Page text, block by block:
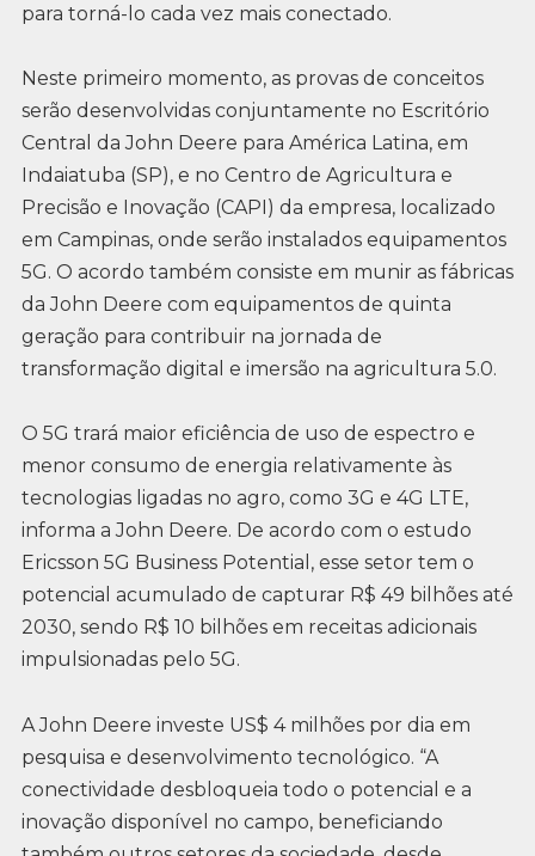
para torná-lo cada vez mais conectado.
Neste primeiro momento, as provas de conceitos
serão desenvolvidas conjuntamente no Escritório
Central da John Deere para América Latina, em
Indaiatuba (SP), e no Centro de Agricultura e
Precisão e Inovação (CAPI) da empresa, localizado
em Campinas, onde serão instalados equipamentos
5G. O acordo também consiste em munir as fábricas
da John Deere com equipamentos de quinta
geração para contribuir na jornada de
transformação digital e imersão na agricultura 5.0.
O 5G trará maior eficiência de uso de espectro e
menor consumo de energia relativamente às
tecnologias ligadas no agro, como 3G e 4G LTE,
informa a John Deere. De acordo com o estudo
Ericsson 5G Business Potential, esse setor tem o
potencial acumulado de capturar R$ 49 bilhões até
2030, sendo R$ 10 bilhões em receitas adicionais
impulsionadas pelo 5G.
A John Deere investe US$ 4 milhões por dia em
pesquisa e desenvolvimento tecnológico. “A
conectividade desbloqueia todo o potencial e a
inovação disponível no campo, beneficiando